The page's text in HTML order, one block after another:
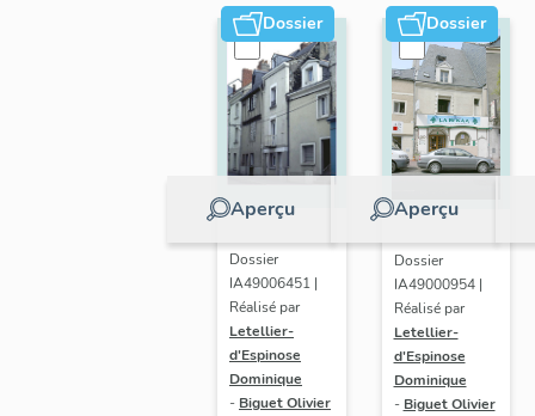
Dossier
Aperçu
Dossier
IA49006451 |
Réalisé par
Letellier-
d'Espinose
Dominique
- Biguet Olivier
Dossier
Aperçu
Dossier
IA49000954 |
Réalisé par
Letellier-
d'Espinose
Dominique
- Biguet Olivier